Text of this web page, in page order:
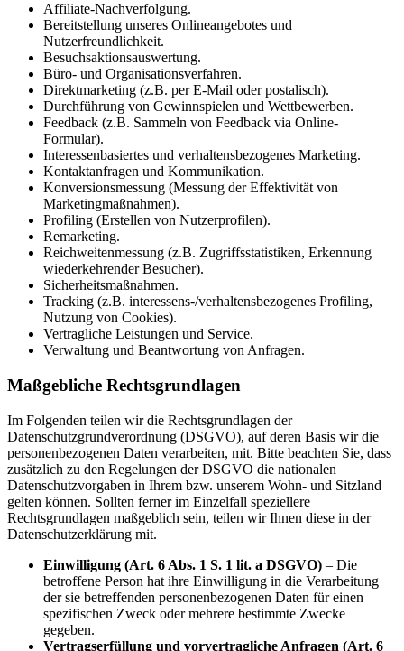
Affiliate-Nachverfolgung.
Bereitstellung unseres Onlineangebotes und
Nutzerfreundlichkeit.
Besuchsaktionsauswertung.
Büro- und Organisationsverfahren.
Direktmarketing (z.B. per E-Mail oder postalisch).
Durchführung von Gewinnspielen und Wettbewerben.
Feedback (z.B. Sammeln von Feedback via Online-
Formular).
Interessenbasiertes und verhaltensbezogenes Marketing.
Kontaktanfragen und Kommunikation.
Konversionsmessung (Messung der Effektivität von
Marketingmaßnahmen).
Profiling (Erstellen von Nutzerprofilen).
Remarketing.
Reichweitenmessung (z.B. Zugriffsstatistiken, Erkennung
wiederkehrender Besucher).
Sicherheitsmaßnahmen.
Tracking (z.B. interessens-/verhaltensbezogenes Profiling,
Nutzung von Cookies).
Vertragliche Leistungen und Service.
Verwaltung und Beantwortung von Anfragen.
Maßgebliche Rechtsgrundlagen
Im Folgenden teilen wir die Rechtsgrundlagen der
Datenschutzgrundverordnung (DSGVO), auf deren Basis wir die
personenbezogenen Daten verarbeiten, mit. Bitte beachten Sie, dass
zusätzlich zu den Regelungen der DSGVO die nationalen
Datenschutzvorgaben in Ihrem bzw. unserem Wohn- und Sitzland
gelten können. Sollten ferner im Einzelfall speziellere
Rechtsgrundlagen maßgeblich sein, teilen wir Ihnen diese in der
Datenschutzerklärung mit.
Einwilligung (Art. 6 Abs. 1 S. 1 lit. a DSGVO) – Die
betroffene Person hat ihre Einwilligung in die Verarbeitung
der sie betreffenden personenbezogenen Daten für einen
spezifischen Zweck oder mehrere bestimmte Zwecke
gegeben.
Vertragserfüllung und vorvertragliche Anfragen (Art. 6